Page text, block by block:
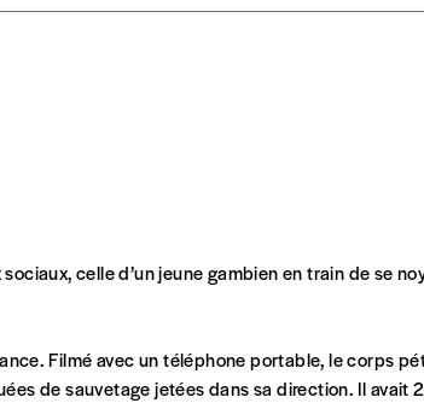
commandez au numéro.
avec en
moment, même après avoir reçu plusieurs
celle d’un jeune gambien en train de se
Filmé avec un téléphone portable, le corps
de sauvetage jetées dans sa direction. Il avait